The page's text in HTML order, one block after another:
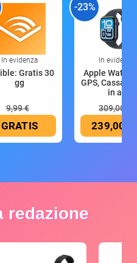
In evidenza
Gratis 30
gg
9,99 €
GRATIS
-23%
In evidenza
Apple Watch
GPS, Cassa
in all
309,00 €
239,00 €
redazione